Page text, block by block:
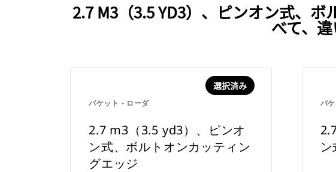
2.7 M3（3.5 YD3）、ピンオン式、
べて、
バケット - ローダ
選択済み
2.7 m3（3.5 yd3）、ピンオ
ン式、ボルトオンカッティン
グエッジ
バ
ン